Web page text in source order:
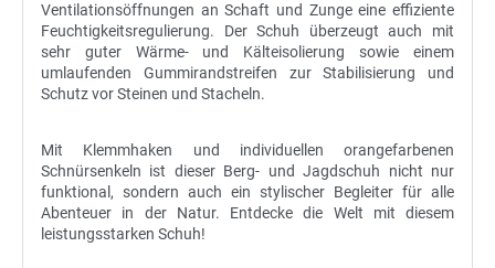
Ventilationsöffnungen an Schaft und Zunge eine effiziente
Feuchtigkeitsregulierung. Der Schuh überzeugt auch mit
sehr guter Wärme- und Kälteisolierung sowie einem
umlaufenden Gummirandstreifen zur Stabilisierung und
Schutz vor Steinen und Stacheln.
Mit Klemmhaken und individuellen orangefarbenen
Schnürsenkeln ist dieser Berg- und Jagdschuh nicht nur
funktional, sondern auch ein stylischer Begleiter für alle
Abenteuer in der Natur. Entdecke die Welt mit diesem
leistungsstarken Schuh!